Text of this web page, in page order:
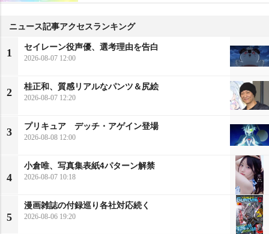
ニュース記事アクセスランキング
1
セイレーン役声優、選考理由を告白
2026-08-07 12:00
2
桂正和、質感リアルなパンツ＆尻絵
2026-08-07 12:20
3
プリキュア デッチ・アゲイン登場
2026-08-08 12:00
4
小倉唯、写真集表紙4パターン解禁
2026-08-07 10:18
5
漫画雑誌の付録巡り各社対応続く
2026-08-06 19:20